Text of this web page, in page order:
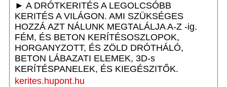
► A DRÓTKERITÉS A LEGOLCSÓBB
KERITÉS A VILÁGON. AMI SZÜKSÉGES
HOZZÁ AZT NÁLUNK MEGTALÁLJA A-Z -ig.
FÉM, ÉS BETON KERÍTÉSOSZLOPOK,
HORGANYZOTT, ÉS ZÖLD DRÓTHÁLÓ,
BETON LÁBAZATI ELEMEK, 3D-s
KERÍTÉSPANELEK, ÉS KIEGÉSZITŐK.
kerites.hupont.hu